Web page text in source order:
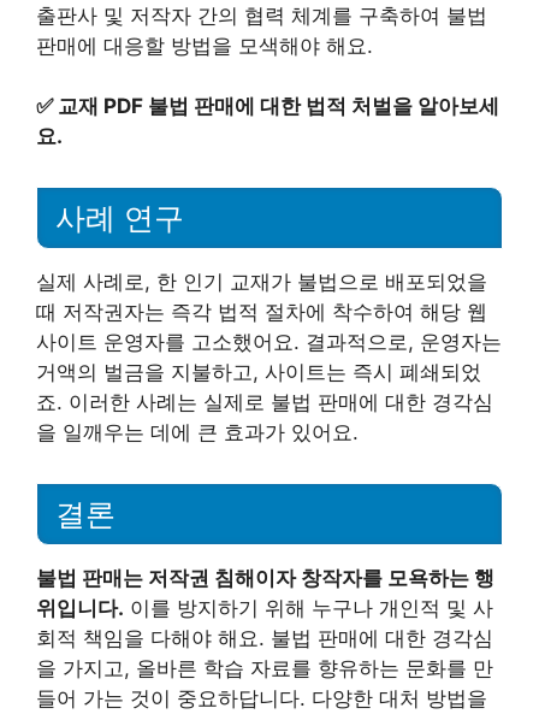
출판사 및 저작자 간의 협력 체계를 구축하여 불법
판매에 대응할 방법을 모색해야 해요.
✅ 교재 PDF 불법 판매에 대한 법적 처벌을 알아보세
요.
사례 연구
실제 사례로, 한 인기 교재가 불법으로 배포되었을
때 저작권자는 즉각 법적 절차에 착수하여 해당 웹
사이트 운영자를 고소했어요. 결과적으로, 운영자는
거액의 벌금을 지불하고, 사이트는 즉시 폐쇄되었
죠. 이러한 사례는 실제로 불법 판매에 대한 경각심
을 일깨우는 데에 큰 효과가 있어요.
결론
불법 판매는 저작권 침해이자 창작자를 모욕하는 행
위입니다. 이를 방지하기 위해 누구나 개인적 및 사
회적 책임을 다해야 해요. 불법 판매에 대한 경각심
을 가지고, 올바른 학습 자료를 향유하는 문화를 만
들어 가는 것이 중요하답니다. 다양한 대처 방법을